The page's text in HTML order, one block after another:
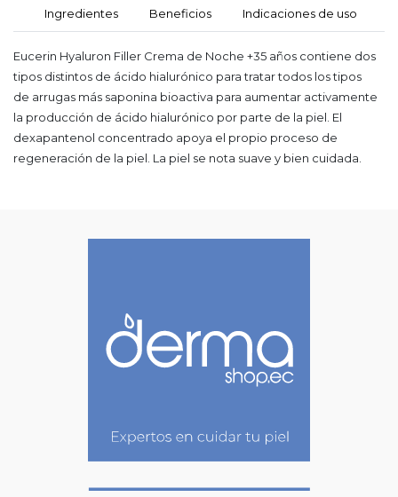
Ingredientes Beneficios Indicaciones de uso
Eucerin Hyaluron Filler Crema de Noche +35 años contiene dos
tipos distintos de ácido hialurónico para tratar todos los tipos
de arrugas más saponina bioactiva para aumentar activamente
la producción de ácido hialurónico por parte de la piel. El
dexapantenol concentrado apoya el propio proceso de
regeneración de la piel. La piel se nota suave y bien cuidada.